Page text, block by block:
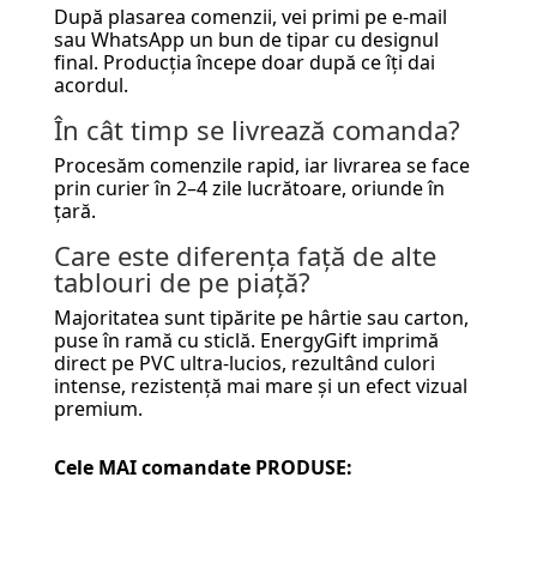
După plasarea comenzii, vei primi pe e-mail
sau WhatsApp un bun de tipar cu designul
final. Producția începe doar după ce îți dai
acordul.
În cât timp se livrează comanda?
Procesăm comenzile rapid, iar livrarea se face
prin curier în 2–4 zile lucrătoare, oriunde în
țară.
Care este diferența față de alte
tablouri de pe piață?
Majoritatea sunt tipărite pe hârtie sau carton,
puse în ramă cu sticlă. EnergyGift imprimă
direct pe PVC ultra-lucios, rezultând culori
intense, rezistență mai mare și un efect vizual
premium.
Cele MAI comandate PRODUSE: